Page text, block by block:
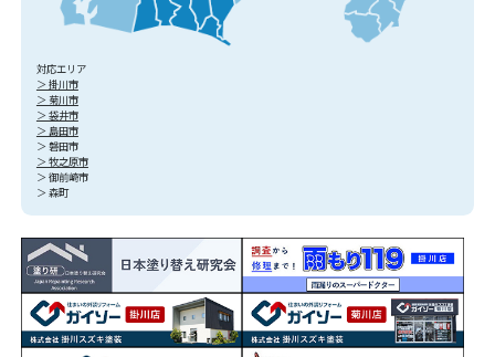
対応エリア
＞ 掛川市
＞ 菊川市
＞ 袋井市
＞ 島田市
＞ 磐田市
＞ 牧之原市
＞ 御前崎市
＞ 森町